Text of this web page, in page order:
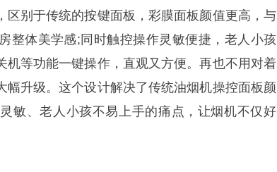
区别于传统的按键面板，彩膜面板颜值更高，与
整体美学感;同时触控操作灵敏便捷，老人小孩
机等功能一键操作，直观又方便。再也不用对着
幅升级。这个设计解决了传统油烟机操控面板颜
敏、老人小孩不易上手的痛点，让烟机不仅好